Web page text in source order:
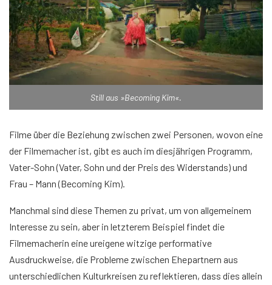
Still aus »Becoming Kim«.
Filme über die Beziehung zwischen zwei Personen, wovon eine
der Filmemacher ist, gibt es auch im diesjährigen Programm,
Vater-Sohn (Vater, Sohn und der Preis des Widerstands) und
Frau – Mann (Becoming Kim).
Manchmal sind diese Themen zu privat, um von allgemeinem
Interesse zu sein, aber in letzterem Beispiel findet die
Filmemacherin eine ureigene witzige performative
Ausdruckweise, die Probleme zwischen Ehepartnern aus
unterschiedlichen Kulturkreisen zu reflektieren, dass dies allein